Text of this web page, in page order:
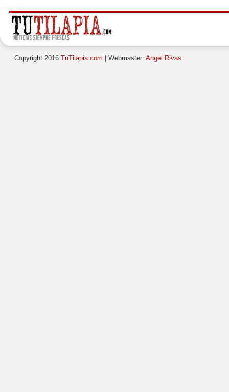
Copyright 2016 TuTilapia.com | Webmaster: Angel Rivas